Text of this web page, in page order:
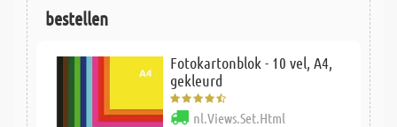
bestellen
Fotokartonblok - 10 vel, A4,
gekleurd
nl.Views.Set.Html